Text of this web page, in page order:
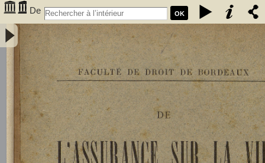
OK
De
l'assurance sur la vie entre époux - Gombaud, Ernest (1873-1923)